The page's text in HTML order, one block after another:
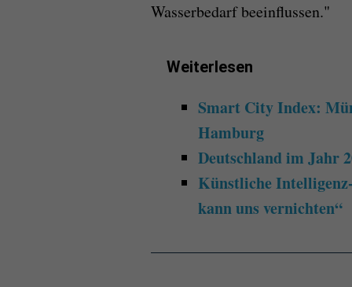
Wasser­bedarf be­einflussen."
Weiterlesen
Smart City Index:
Hamburg
Deutschland im Jahr
Künstliche
kann uns vernichten“